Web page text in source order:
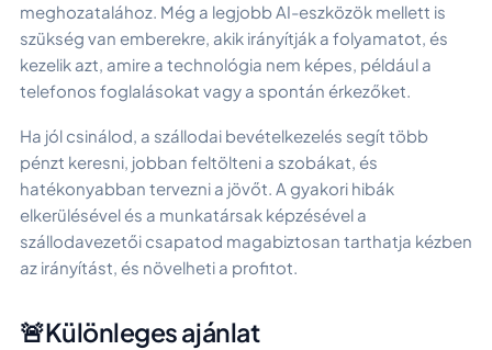
meghozatalához. Még a legjobb AI-eszközök mellett is
szükség van emberekre, akik irányítják a folyamatot, és
kezelik azt, amire a technológia nem képes, például a
telefonos foglalásokat vagy a spontán érkezőket.
Ha jól csinálod, a szállodai bevételkezelés segít több
pénzt keresni, jobban feltölteni a szobákat, és
hatékonyabban tervezni a jövőt. A gyakori hibák
elkerülésével és a munkatársak képzésével a
szállodavezetői csapatod magabiztosan tarthatja kézben
az irányítást, és növelheti a profitot.
🚨Különleges ajánlat